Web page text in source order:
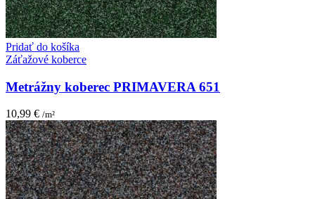
Pridať do košíka
Záťažové koberce
Metrážny koberec PRIMAVERA 651
10,99 € /m²